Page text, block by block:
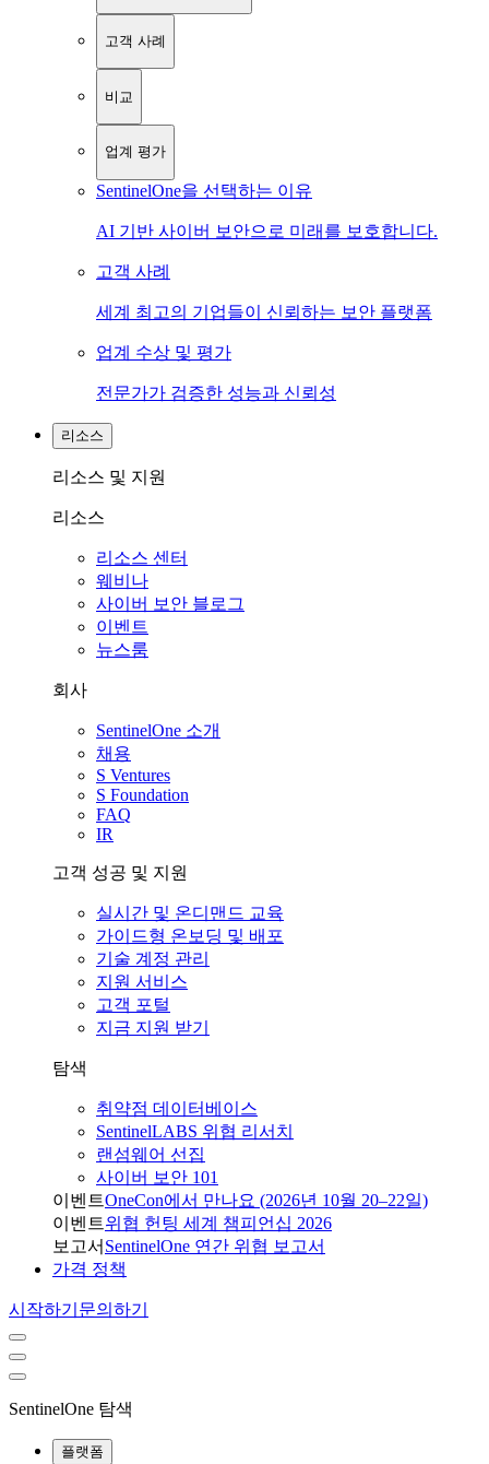
고객 사례
비교
업계 평가
SentinelOne을 선택하는 이유
AI 기반 사이버 보안으로 미래를 보호합니다.
고객 사례
세계 최고의 기업들이 신뢰하는 보안 플랫폼
업계 수상 및 평가
전문가가 검증한 성능과 신뢰성
리소스
리소스 및 지원
리소스
리소스 센터
웨비나
사이버 보안 블로그
이벤트
뉴스룸
회사
SentinelOne 소개
채용
S Ventures
S Foundation
FAQ
IR
고객 성공 및 지원
실시간 및 온디맨드 교육
가이드형 온보딩 및 배포
기술 계정 관리
지원 서비스
고객 포털
지금 지원 받기
탐색
취약점 데이터베이스
SentinelLABS 위협 리서치
랜섬웨어 선집
사이버 보안 101
이벤트OneCon에서 만나요 (2026년 10월 20–22일)
이벤트위협 헌팅 세계 챔피언십 2026
보고서 SentinelOne 연간 위협 보고서
가격 정책
시작하기 문의하기
SentinelOne 탐색
플랫폼